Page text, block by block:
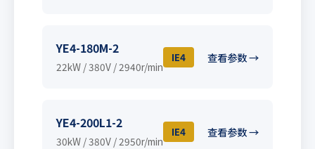
YE4-180M-2
22kW / 380V / 2940r/min
IE4 查看参数 →
YE4-200L1-2
30kW / 380V / 2950r/min
IE4 查看参数 →